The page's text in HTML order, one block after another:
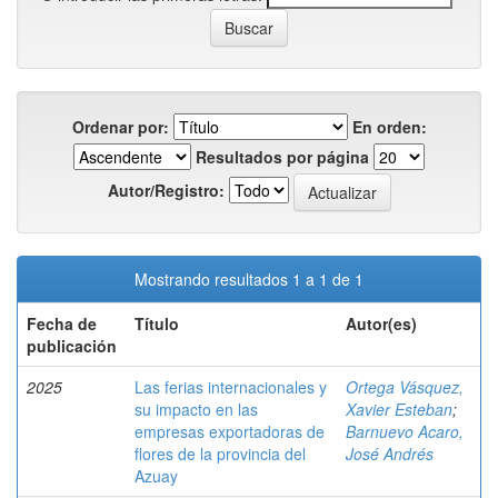
Ordenar por:
En orden:
Resultados por página
Autor/Registro:
Mostrando resultados 1 a 1 de 1
Fecha de
publicación
Título Autor(es)
2025
Las ferias internacionales y
su impacto en las
empresas exportadoras de
flores de la provincia del
Azuay
Ortega Vásquez,
Xavier Esteban;
Barnuevo Acaro,
José Andrés